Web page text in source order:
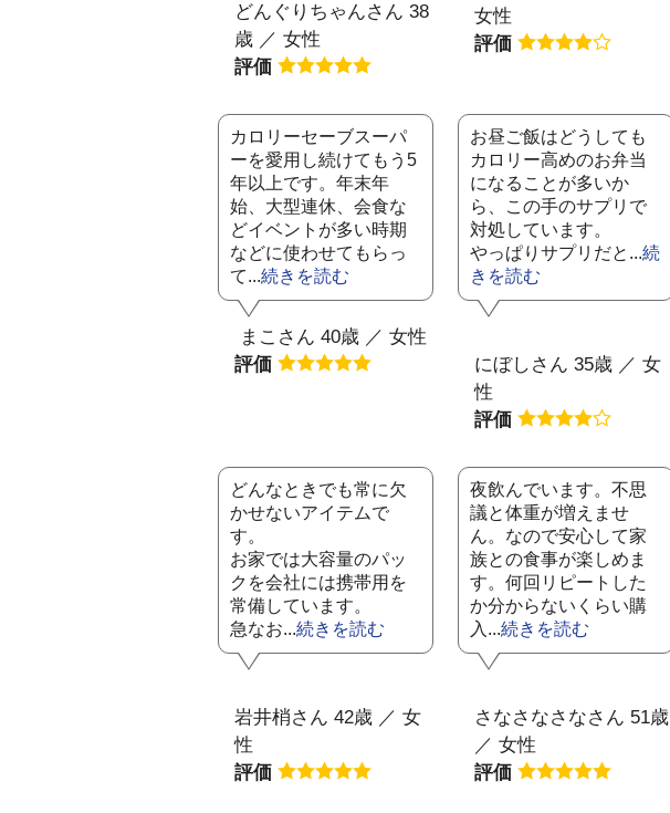
どんぐりちゃんさん 38
歳 ／ 女性
評価
女性
評価
カロリーセーブスーパ
ーを愛用し続けてもう5
年以上です。年末年
始、大型連休、会食な
どイベントが多い時期
などに使わせてもらっ
て...続きを読む
まこさん 40歳 ／ 女性
評価
お昼ご飯はどうしても
カロリー高めのお弁当
になることが多いか
ら、この手のサプリで
対処しています。
やっぱりサプリだと...続
きを読む
にぼしさん 35歳 ／ 女
性
評価
どんなときでも常に欠
かせないアイテムで
す。
お家では大容量のパッ
クを会社には携帯用を
常備しています。
急なお...続きを読む
岩井梢さん 42歳 ／ 女
性
評価
夜飲んでいます。不思
議と体重が増えませ
ん。なので安心して家
族との食事が楽しめま
す。何回リピートした
か分からないくらい購
入...続きを読む
さなさなさなさん 51歳
／ 女性
評価